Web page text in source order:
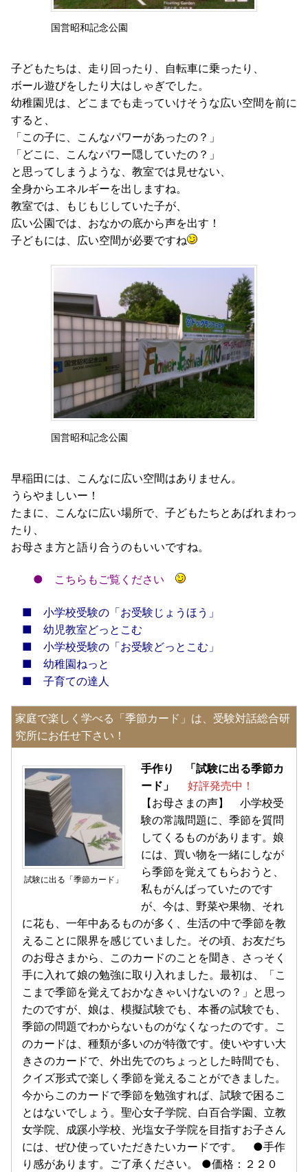
国営昭和記念公園
子どもたちは、走り回ったり、自転車に乗ったり、
ボール遊びをしたり大はしゃぎでした。
幼稚園児は、どこまでも走っていけそうな広い空間を前に
すると、
「この子に、こんなパワーがあったの？」
「どこに、こんなパワー隠していたの？」
と思ってしまうような、教室では見せない、
全身からエネルギーを出しますね。
教室では、もじもじしていた子が、
広い公園では、おなかの底から声を出す！
子どもには、広い空間が必要ですね
国営昭和記念公園
早稲田には、こんなに広い空間はありません。
うらやましいー！
たまに、こんなに広い場所で、子どもたちとあばれまわっ
たり、
お母さま方と語り合うのもいいですね。
● こちらもご覧ください
■
小学校受験の「お受験じょうほう」
■ 幼児教室どっとこむ
■ 小学校受験の「お受験どっとこむ」
■ 幼稚園ねっと
■ 子育ての達人
家庭で楽しく学べる「季節カード」は、受験対話総合研
究所にお任せ下さい！
試験に出る「季節カード」
手作り 「試験に出る季節カ
ード」 好評発売中！
【お母さまの声】 小学校受
験の常識問題に、季節を質問
してくるものがあります。娘
には、買い物を一緒にしなが
ら季節を覚えてもらおうと、
私もがんばっていたのです
が、今は、野菜や果物、それ
に花も、一年中あるものが多く、生活の中で季節を教
えることに限界を感じていました。その頃、お友だち
のお母さまから、このカードのことを聞き、さっそく
手に入れて娘の勉強に取り入れました。最初は、「こ
こまで季節を覚えておかなきゃいけないの？」と思っ
たのですが、娘は、模擬試験でも、本番の試験でも、
季節の問題でわからないものがなくなったのです。こ
のカードは、種類が多いのが特徴です。使いやすい大
きさのカードで、外出先でのちょっとした時間でも、
クイズ形式で楽しく季節を覚えることができました。
今からこのカードで季節を勉強すれば、試験で困るこ
とはないでしょう。聖心女子学院、白百合学園、立教
女学院、成蹊小学校、光塩女子学院を目指すお子さん
には、ぜひ使っていただきたいカードです。 ●手作
り感があります。ご了承ください。 ●価格：２２０